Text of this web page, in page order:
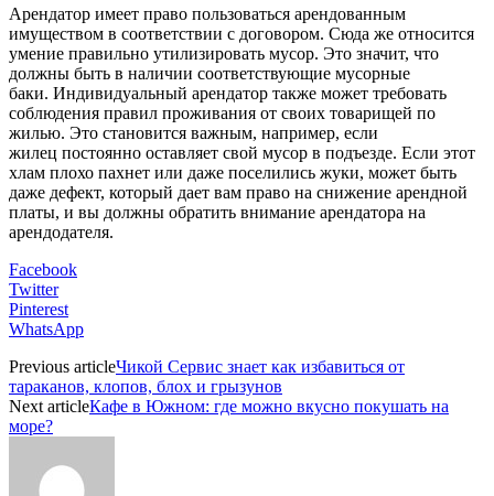
Арендатор имеет право пользоваться арендованным
имуществом в соответствии с договором. Сюда же относится
умение правильно утилизировать мусор. Это значит, что
должны быть в наличии соответствующие мусорные
баки. Индивидуальный арендатор также может требовать
соблюдения правил проживания от своих товарищей по
жилью. Это становится важным, например, если
жилец постоянно оставляет свой мусор в подъезде. Если этот
хлам плохо пахнет или даже поселились жуки, может быть
даже дефект, который дает вам право на снижение арендной
платы, и вы должны обратить внимание арендатора на
арендодателя.
Facebook
Twitter
Pinterest
WhatsApp
Previous articleЧикой Сервис знает как избавиться от
тараканов, клопов, блох и грызунов
Next articleКафе в Южном: где можно вкусно покушать на
море?